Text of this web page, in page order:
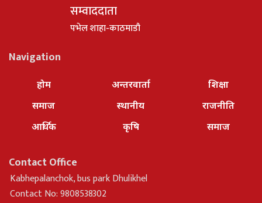
सम्वाददाता
पभेल शाहा-काठमाडौ
Navigation
होम
समाज
आर्थिक
अन्तरवार्ता
स्थानीय
कृषि
शिक्षा
राजनीति
समाज
Contact Office
Kabhepalanchok, bus park Dhulikhel
Contact No: 9808538302